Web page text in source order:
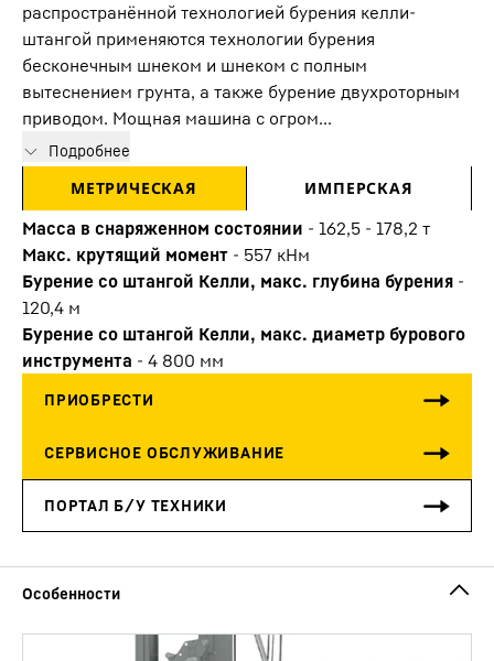
распространённой технологией бурения келли-
штангой применяются технологии бурения
бесконечным шнеком и шнеком с полным
вытеснением грунта, а также бурение двухроторным
приводом. Мощная машина с огром...
Подробнее
МЕТРИЧЕСКАЯ ИМПЕРСКАЯ
Масса в снаряженном состоянии - 162,5 - 178,2 т
Макс. крутящий момент - 557 кНм
Бурение со штангой Келли, макс. глубина бурения -
120,4 м
Бурение со штангой Келли, макс. диаметр бурового
инструмента - 4 800 мм